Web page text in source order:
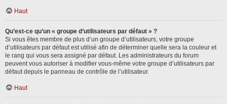
Haut
Qu’est-ce qu’un « groupe d’utilisateurs par défaut » ?
Si vous êtes membre de plus d’un groupe d’utilisateurs, votre groupe
d’utilisateurs par défaut est utilisé afin de déterminer quelle sera la couleur et
le rang qui vous sera assigné par défaut. Les administrateurs du forum
peuvent vous autoriser à modifier vous-même votre groupe d’utilisateurs par
défaut depuis le panneau de contrôle de l’utilisateur.
Haut